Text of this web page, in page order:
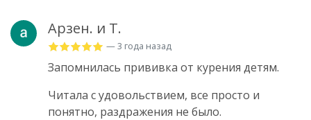
Арзен. и Т.
— 3 года назад
Запомнилась прививка от курения детям.
Читала с удовольствием, все просто и
понятно, раздражения не было.